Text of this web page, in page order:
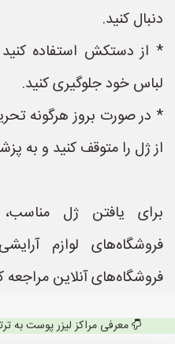
دنبال کنید.
* از دستکش استفاده
لباس خود جلوگیری کنید.
* در صورت بروز هرگونه
از ژل را متوقف کنید و به
برای یافتن ژل مناسب،
فروشگاه‌های لوازم
فروشگاه‌های آنلاین مراجعه
معرفی مراکز لیزر پوست به